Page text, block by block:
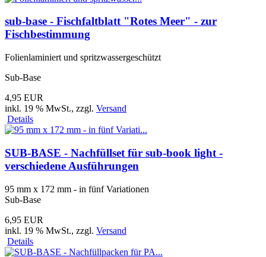
sub-base - Fischfaltblatt "Rotes Meer" - zur
Fischbestimmung
Folienlaminiert und spritzwassergeschützt
Sub-Base
4,95 EUR
inkl. 19 % MwSt., zzgl. Versand
Details
SUB-BASE - Nachfüllset für sub-book light -
verschiedene Ausführungen
95 mm x 172 mm - in fünf Variationen
Sub-Base
6,95 EUR
inkl. 19 % MwSt., zzgl. Versand
Details